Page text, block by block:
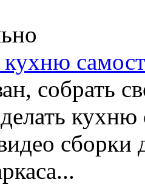
собрать
сборки